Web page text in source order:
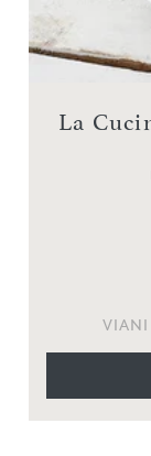
La
VIANI